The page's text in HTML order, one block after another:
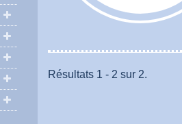
Résultats 1 - 2 sur 2.